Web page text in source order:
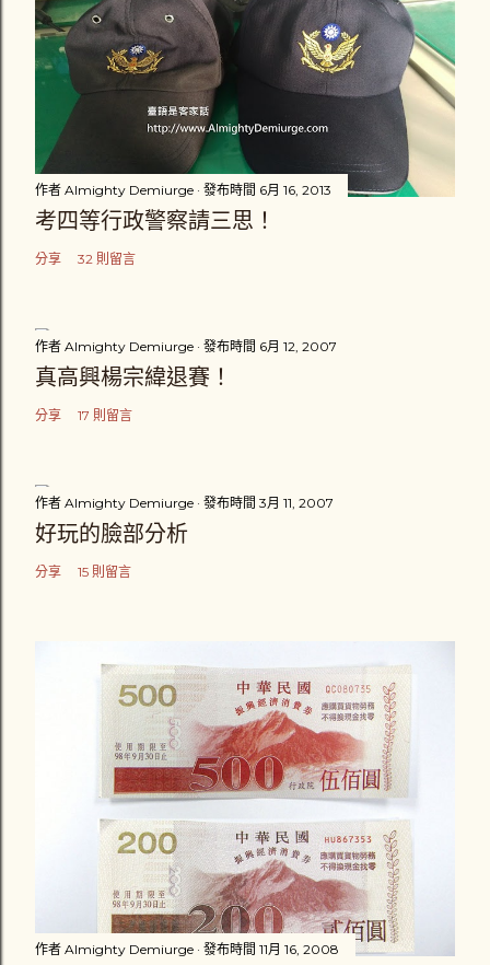
作者 Almighty Demiurge 發布時間 6月 16, 2013
考四等行政警察請三思！
分享 32 則留言
作者 Almighty Demiurge 發布時間 6月 12, 2007
真高興楊宗緯退賽！
分享 17 則留言
作者 Almighty Demiurge 發布時間 3月 11, 2007
好玩的臉部分析
分享 15 則留言
作者 Almighty Demiurge 發布時間 11月 16, 2008